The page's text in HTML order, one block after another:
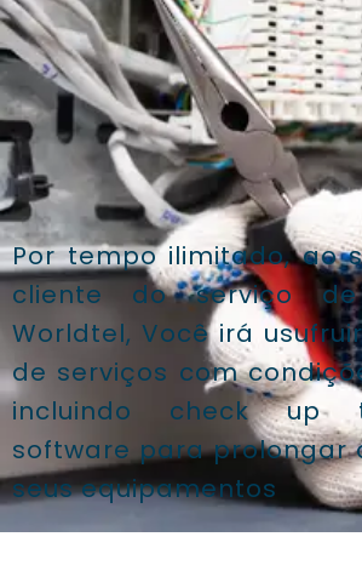
Por tempo ilimitado, ao
cliente do serviço de
Worldtel, Você irá
de serviços com
incluindo check up
software para prolongar
seus equipamentos